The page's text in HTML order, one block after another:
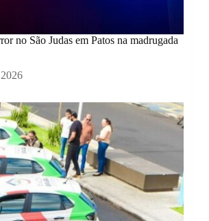
no São Judas em Patos na madrugada